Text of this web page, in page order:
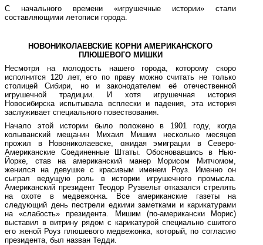
С начального времени «игрушечные истории» стали
составляющими летописи города.
НОВОНИКОЛАЕВСКИЕ КОРНИ АМЕРИКАНСКОГО
ПЛЮШЕВОГО МИШКИ
Несмотря на молодость нашего города, которому скоро
исполнится 120 лет, его по праву можно считать не только
столицей Сибири, но и законодателем её отечественной
игрушечной традиции. И хотя игрушечная история
Новосибирска испытывала всплески и падения, эта история
заслуживает специального повествования.
Начало этой истории было положено в 1901 году, когда
колыванский мещанин Михаил Мишим несколько месяцев
прожил в Новониколаевске, ожидая эмиграции в Северо-
Американские Соединенные Штаты. Обосновавшись в Нью-
Йорке, став на американский манер Морисом Митчомом,
женился на девушке с красивым именем Роуз. Именно он
сыграл ведущую роль в истории игрушечного промысла.
Американский президент Теодор Рузвельт отказался стрелять
на охоте в медвежонка. Все американские газеты на
следующий день пестрели едкими заметками и карикатурами
на «слабость» президента. Мишим (по-американски Морис)
выставил в витрину рядом с карикатурой специально сшитого
его женой Роуз плюшевого медвежонка, который, по согласию
президента, был назван Тедди.